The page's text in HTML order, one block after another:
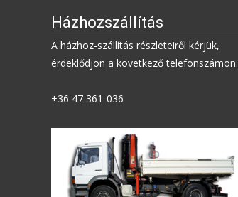
Házhozszállítás
A házhoz-szállítás részleteiről kérjük,
érdeklődjön a következő telefonszámon:
+36 47 361-036